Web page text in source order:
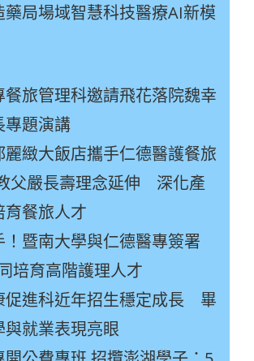
藥局場域智慧科技醫療AI新模
餐旅管理科邀請飛花落院魏幸
專題演講
麗緻大飯店攜手仁德醫護餐旅
父嚴長壽理念延伸 深化產
育餐旅人才
！暨南大學與仁德醫專簽署
培育高階護理人才
促進科近年招生穩定成長 畢
與就業表現亮眼